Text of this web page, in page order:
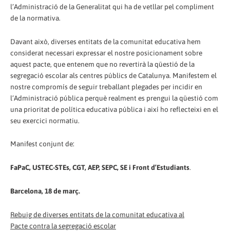
l’Administració de la Generalitat qui ha de vetllar pel compliment
de la normativa.
Davant això, diverses entitats de la comunitat educativa hem
considerat necessari expressar el nostre posicionament sobre
aquest pacte, que entenem que no revertirà la qüestió de la
segregació escolar als centres públics de Catalunya. Manifestem el
nostre compromís de seguir treballant plegades per incidir en
l’Administració pública perquè realment es prengui la qüestió com
una prioritat de política educativa pública i així ho reflecteixi en el
seu exercici normatiu.
Manifest conjunt de:
FaPaC, USTEC-STEs, CGT, AEP, SEPC, SE i Front d’Estudiants.
Barcelona, 18 de març.
Rebuig de diverses entitats de la comunitat educativa al
Pacte contra la segregació escolar